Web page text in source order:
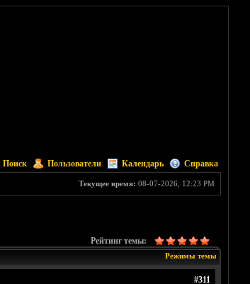
Поиск Пользователи Календарь Справка
Текущее время: 08-07-2026, 12:23 PM
Рейтинг темы:
Режимы темы
#311